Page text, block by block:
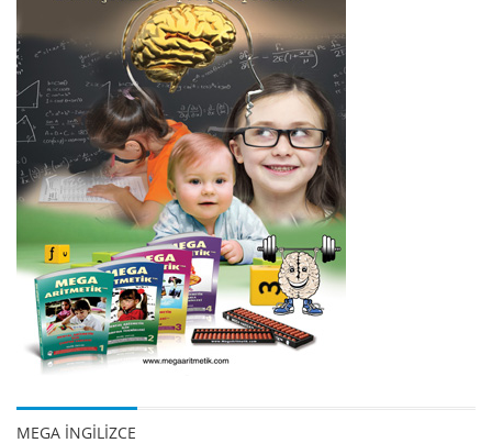
MEGA İNGİLİZCE